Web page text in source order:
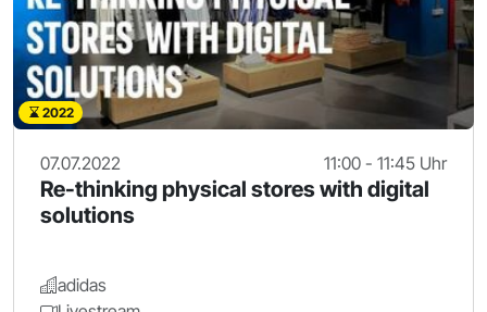
2022
07.07.2022 11:00 - 11:45 Uhr
Re-thinking physical stores with digital
solutions
adidas